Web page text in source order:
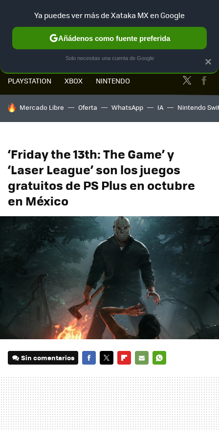
PLAYSTATION XBOX NINTENDO Twitter
HOY SE HABLA DE
Mercado Libre Oferta WhatsApp IA Nintendo
‘Friday the 13th: The Game’ y
‘Laser League’ son los juegos
gratuitos de PS Plus en octubre
en México
Sin comentarios
MAIL
×
Ya puedes ver más de Xataka MX en Google
Añádenos como fuente preferida
Solo necesitas una cuenta de Google